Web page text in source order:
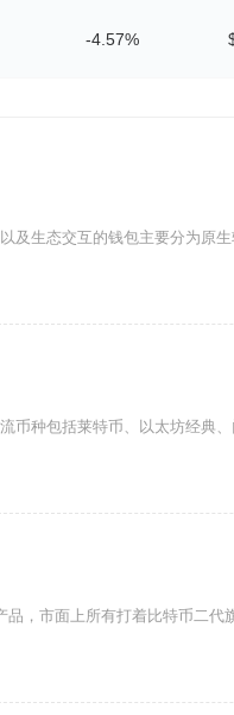
-4.57%
及生态交互的钱包主要分为原
币种包括莱特币、以太坊经典
品，市面上所有打着比特币二